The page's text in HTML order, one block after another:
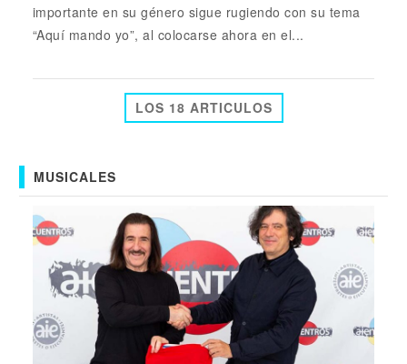
importante en su género sigue rugiendo con su tema
“Aquí mando yo”, al colocarse ahora en el...
LOS 18 ARTICULOS
MUSICALES